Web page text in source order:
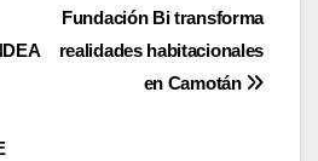
Fundación Bi transforma
realidades habitacionales
en Camotán